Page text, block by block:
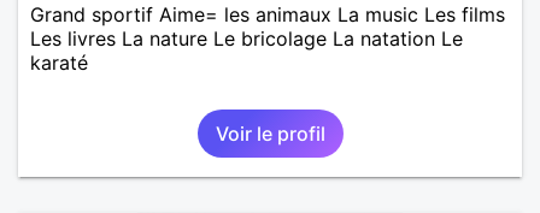
Grand sportif Aime= les animaux La music Les films
Les livres La nature Le bricolage La natation Le
karaté
Voir le profil